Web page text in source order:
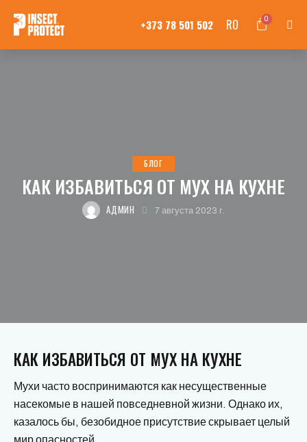
+373 78 501 502 RO 0
БЛОГ
КАК ИЗБАВИТЬСЯ ОТ МУХ НА КУХНЕ
АДМИН 7 августа 2023 г.
КАК ИЗБАВИТЬСЯ ОТ МУХ НА КУХНЕ
Мухи часто воспринимаются как несущественные
насекомые в нашей повседневной жизни. Однако их,
казалось бы, безобидное присутствие скрывает целый
мир опасностей.